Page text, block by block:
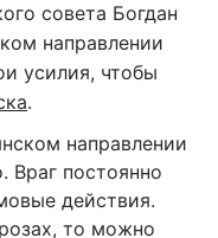
совета Богдан
направлении
усилия, чтобы
.
направлении
Враг постоянно
действия.
то можно